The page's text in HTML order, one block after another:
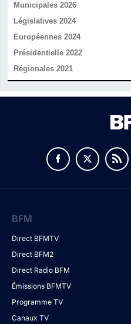
Municipales 2026
Législatives 2024
Européennes 2024
Présidentielle 2022
Régionales 2021
v
BFM
Direct BFMTV
Direct BFM2
Direct Radio BFM
Émissions BFMTV
Programme TV
Canaux TV